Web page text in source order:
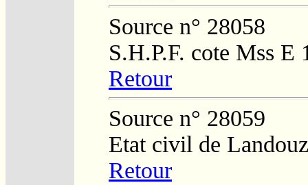
Source n° 28058
S.H.P.F. cote Mss E
Retour
Source n° 28059
Etat civil de
Retour